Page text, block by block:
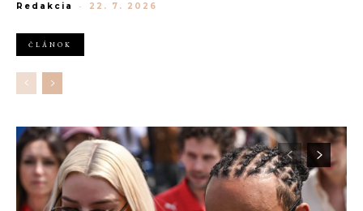
platforme AliExpress.
Redakcia - 22. 7. 2026
ČLÁNOK